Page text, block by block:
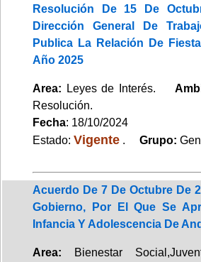
Resolución De 15 De
Dirección General De
Publica La Relación De
Año 2025
Area: Leyes de Interés.
Resolución.
Fecha: 18/10/2024
Estado: Vigente . Grupo:
Acuerdo De 7 De Octubre De
Gobierno, Por El Que Se
Infancia Y Adolescencia De
Area: Bienestar